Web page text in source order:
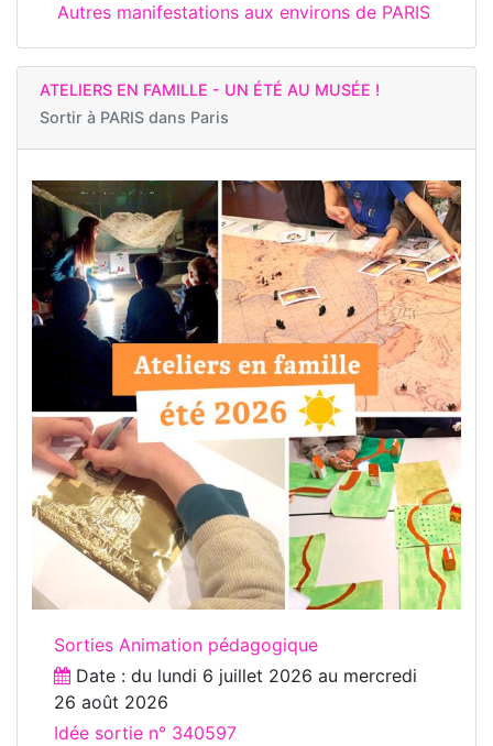
Autres manifestations aux environs de PARIS
ATELIERS EN FAMILLE - UN ÉTÉ AU MUSÉE !
Sortir à PARIS dans Paris
Sorties Animation pédagogique
Date : du lundi 6 juillet 2026 au mercredi
26 août 2026
Idée sortie n° 340597